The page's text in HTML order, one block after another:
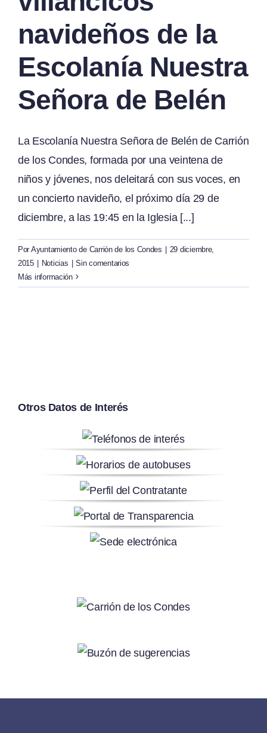
navideños de la
Escolanía Nuestra
Señora de Belén
La Escolanía Nuestra Señora de Belén de Carrión
de los Condes, formada por una veintena de
niños y jóvenes, nos deleitará con sus voces, en
un concierto navideño, el próximo día 29 de
diciembre, a las 19:45 en la Iglesia [...]
Por Ayuntamiento de Carrión de los Condes
29 diciembre,
2015
Noticias
Sin comentarios
Más información
Otros Datos de Interés